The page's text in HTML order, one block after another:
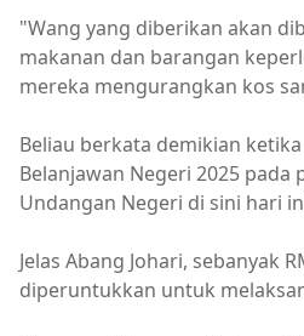
"Wang yang diberikan akan
makanan dan barangan
mereka mengurangkan kos
Beliau berkata demikian
Belanjawan Negeri 2025 pada
Undangan Negeri di sini hari
Jelas Abang Johari, sebanyak
diperuntukkan untuk